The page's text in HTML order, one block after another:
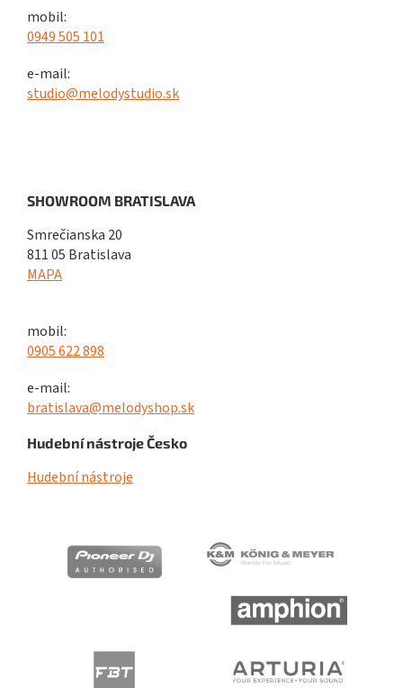
mobil:
0949 505 101
e-mail:
studio@melodystudio.sk
SHOWROOM BRATISLAVA
Smrečianska 20
811 05 Bratislava
MAPA
mobil:
0905 622 898
e-mail:
bratislava@melodyshop.sk
Hudební nástroje Česko
Hudební nástroje